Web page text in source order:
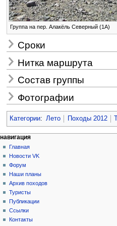
Группа на пер. Алакёль Северный (1А)
Сроки
Нитка маршрута
Состав группы
Фотографии
Категории: Лето Походы 2012
Н
а
в
и
а
ц
и
действия на странице
статья
обсуждение
читать
просмотр
кода
история
персональные инструменты
создать
учётную
запись
войти
навигация
Главная
Новости VK
Форум
Наши планы
Архив походов
Туристы
Публикации
Ссылки
Контакты